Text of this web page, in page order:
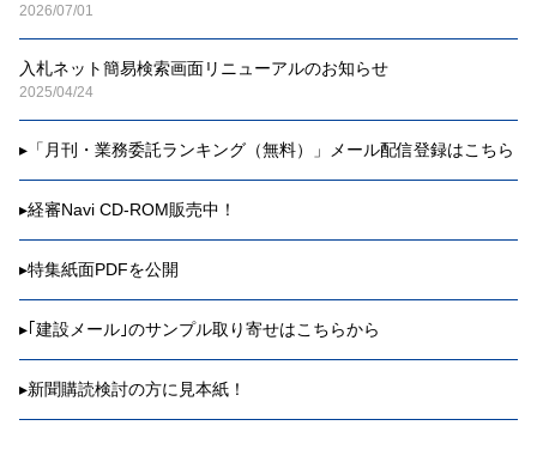
2026/07/01
入札ネット簡易検索画面リニューアルのお知らせ
2025/04/24
▸ 「月刊・業務委託ランキング（無料）」メール配信登録はこちら
▸経審Navi CD-ROM販売中！
▸特集紙面PDFを公開
▸ ｢建設メール｣のサンプル取り寄せはこちらから
▸新聞購読検討の方に見本紙！